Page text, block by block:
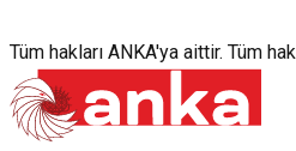
Tüm hakları ANKA'ya aittir. Tüm